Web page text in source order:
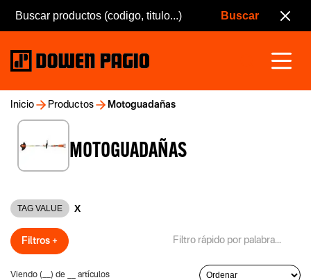
Inicio Productos Motoguadañas
MOTOGUADAÑAS
TAG VALUE X
Filtros +
Viendo ( ) de artículos